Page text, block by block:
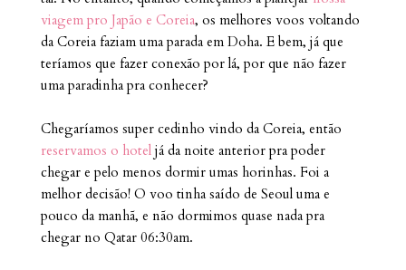
viagem pro Japão e Coreia, os melhores voos voltando
da Coreia faziam uma parada em Doha. E bem, já que
teríamos que fazer conexão por lá, por que não fazer
uma paradinha pra conhecer?
Chegaríamos super cedinho vindo da Coreia, então
reservamos o hotel já da noite anterior pra poder
chegar e pelo menos dormir umas horinhas. Foi a
melhor decisão! O voo tinha saído de Seoul uma e
pouco da manhã, e não dormimos quase nada pra
chegar no Qatar 06:30am.